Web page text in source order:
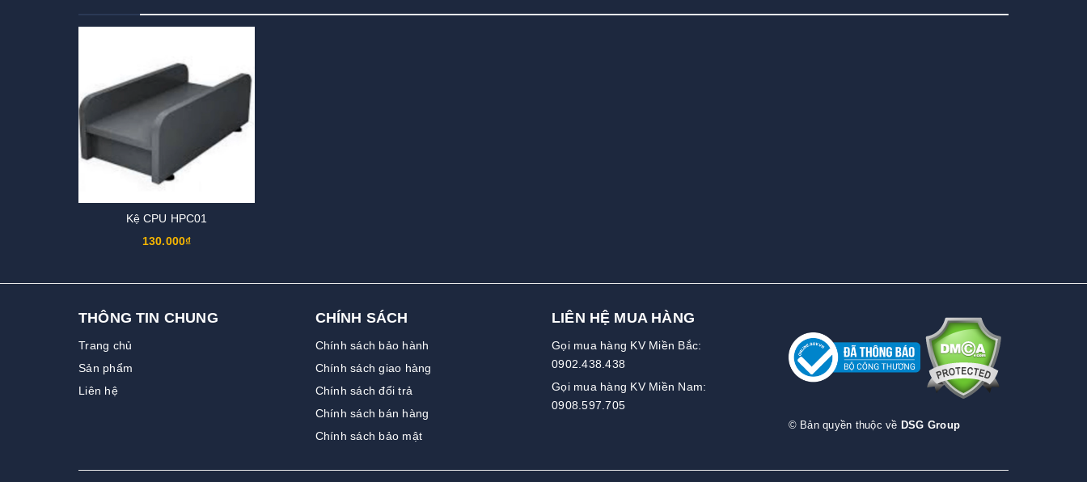
Kệ CPU HPC01
130.000₫
THÔNG TIN CHUNG
Trang chủ
Sản phẩm
Liên hệ
CHÍNH SÁCH
Chính sách bảo hành
Chính sách giao hàng
Chính sách đổi trả
Chính sách bán hàng
Chính sách bảo mật
LIÊN HỆ MUA HÀNG
Gọi mua hàng KV Miền Bắc:
0902.438.438
Gọi mua hàng KV Miền Nam:
0908.597.705
© Bản quyền thuộc về DSG Group